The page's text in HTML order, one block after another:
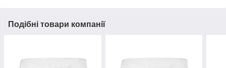
Подібні товари компанії